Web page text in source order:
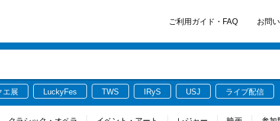
ご利用ガイド・FAQ お問
エ展 LuckyFes TWS IRyS USJ ライブ配信